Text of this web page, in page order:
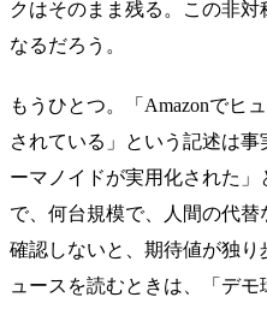
クはそのまま残る。この非
なるだろう。
もうひとつ。「Amazonでヒ
されている」という記述は
ーマノイドが実用化された
で、何台規模で、人間の代
確認しないと、期待値が独
ュースを読むときは、「デ